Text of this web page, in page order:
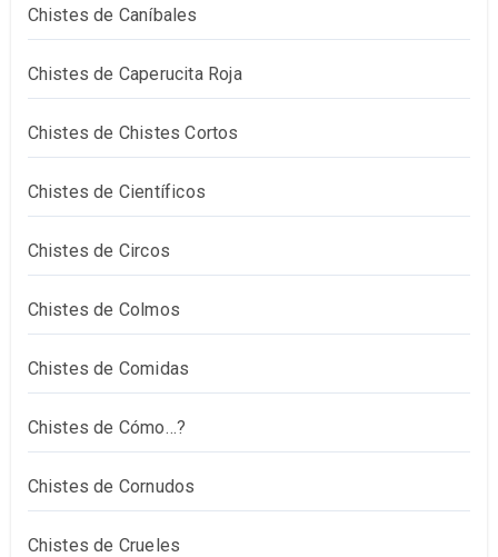
Chistes de Caníbales
Chistes de Caperucita Roja
Chistes de Chistes Cortos
Chistes de Científicos
Chistes de Circos
Chistes de Colmos
Chistes de Comidas
Chistes de Cómo…?
Chistes de Cornudos
Chistes de Crueles